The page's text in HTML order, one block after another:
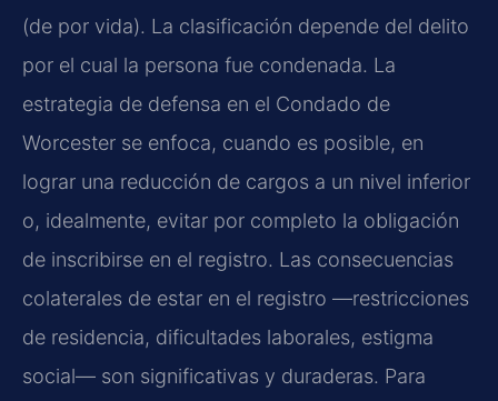
(de por vida). La clasificación depende del delito
por el cual la persona fue condenada. La
estrategia de defensa en el Condado de
Worcester se enfoca, cuando es posible, en
lograr una reducción de cargos a un nivel inferior
o, idealmente, evitar por completo la obligación
de inscribirse en el registro. Las consecuencias
colaterales de estar en el registro —restricciones
de residencia, dificultades laborales, estigma
social— son significativas y duraderas. Para